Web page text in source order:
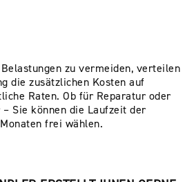
zu vermeiden, verteilen
die zusätzlichen Kosten auf
Raten. Ob für Reparatur oder
Sie können die Laufzeit der
frei wählen.